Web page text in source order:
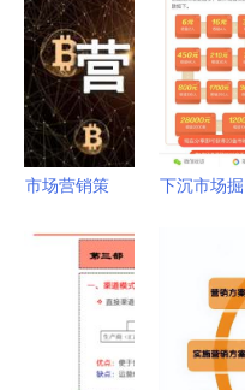
营销专业
从策略到实
战，解锁你
的商业洞察
力
口博览
会“溢出”效
应，构筑长
三角联动辐
射新高地
市场营销策
格式与核心
要素
下沉市场掘
务产品策略
的深度思考